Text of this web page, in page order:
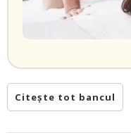
Citește tot bancul